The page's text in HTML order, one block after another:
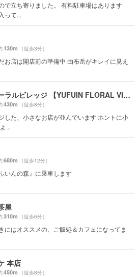
で立ち寄りました。 有料駐車場はあります
って...
130m （徒歩3分）
お店は開店前の準備中 由布岳がキレイに見え
湯布院フローラルビレッジ 【YUFUIN FLORAL VILLAGE】
430m （徒歩8分）
した、小さなお店が並んでいます ホントに小
...
680m （徒歩12分）
いんの森』に乗車します
屋
310m （徒歩6分）
にはオススメの、ご飯処＆カフェになってま
本店
450m （徒歩8分）